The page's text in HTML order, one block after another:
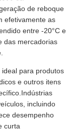
de reboque
efetivamente as
entre -20°C e
das mercadorias
para produtos
e outros itens
incluindo
desempenho
curta